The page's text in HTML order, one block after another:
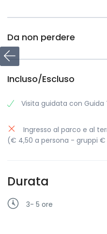
Da non perdere
Incluso/Escluso
Visita guidata con
Ingresso al parco e al
(€ 4,50 a persona - gruppi €
Durata
3- 5 ore